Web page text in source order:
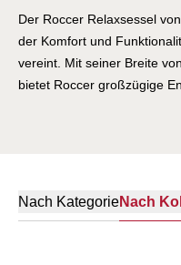
Der Roccer Relaxsessel
der Komfort und
vereint. Mit seiner Breite
bietet Roccer großzügige
Nach KategorieNach